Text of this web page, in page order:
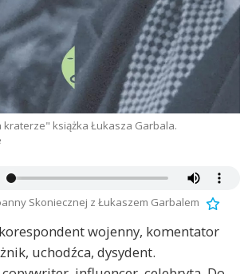
kraterze" książka Łukasza Garbala.
Skoniecznej z Łukaszem Garbalem
wojenny, komentator
uchodźca, dysydent.